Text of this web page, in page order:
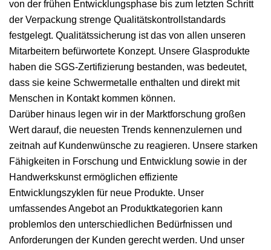
von der frühen Entwicklungsphase bis zum letzten Schritt
der Verpackung strenge Qualitätskontrollstandards
festgelegt. Qualitätssicherung ist das von allen unseren
Mitarbeitern befürwortete Konzept. Unsere Glasprodukte
haben die SGS-Zertifizierung bestanden, was bedeutet,
dass sie keine Schwermetalle enthalten und direkt mit
Menschen in Kontakt kommen können.
Darüber hinaus legen wir in der Marktforschung großen
Wert darauf, die neuesten Trends kennenzulernen und
zeitnah auf Kundenwünsche zu reagieren. Unsere starken
Fähigkeiten in Forschung und Entwicklung sowie in der
Handwerkskunst ermöglichen effiziente
Entwicklungszyklen für neue Produkte. Unser
umfassendes Angebot an Produktkategorien kann
problemlos den unterschiedlichen Bedürfnissen und
Anforderungen der Kunden gerecht werden. Und unser